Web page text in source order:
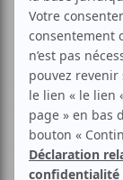
Soyez les
pour Baptiste et
À votre gauche,
À 19 ans, il est
Montreal et
groupe O.N.E.
concours Ma